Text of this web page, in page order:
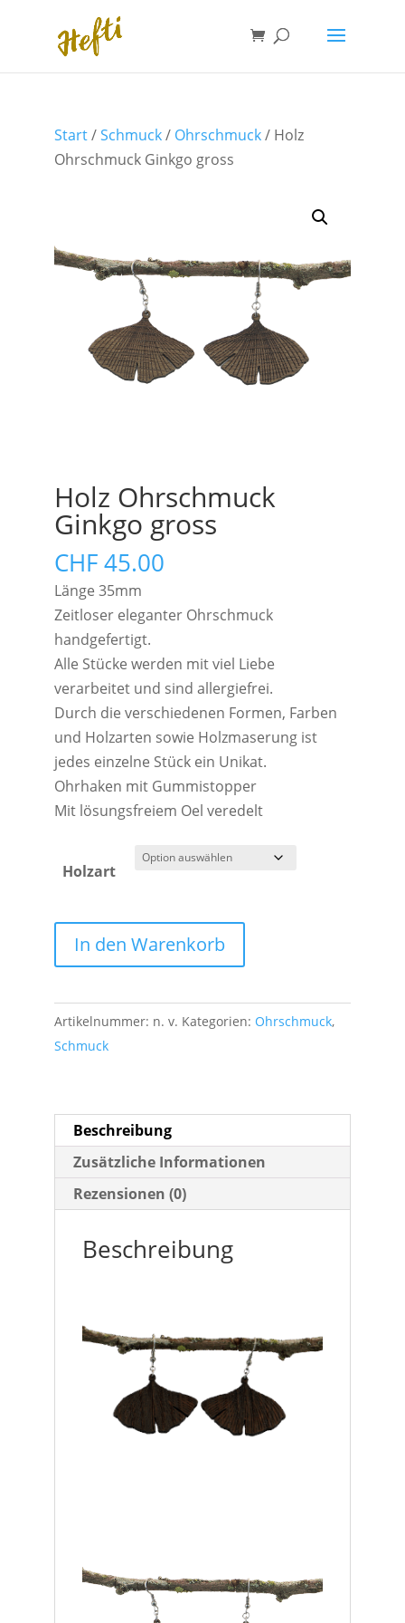
Start/Schmuck/ Ohrschmuck/ Holz
Ohrschmuck Ginkgo gross
Holz Ohrschmuck
Ginkgo gross
CHF45.00
Länge 35mm
Zeitloser eleganter Ohrschmuck
handgefertigt.
Alle Stücke werden mit viel Liebe
verarbeitet und sind allergiefrei.
Durch die verschiedenen Formen, Farben
und Holzarten sowie Holzmaserung ist
jedes einzelne Stück ein Unikat.
Ohrhaken mit Gummistopper
Mit lösungsfreiem Oel veredelt
Holzart
Ohrschmuck
gross
Menge
In den Warenkorb
Artikelnummer: n. v. Kategorien: Ohrschmuck,
Schmuck
Beschreibung
Zusätzliche Informationen
Rezensionen (0)
Beschreibung